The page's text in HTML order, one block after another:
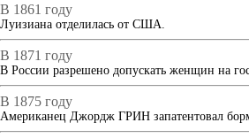
В 1861 году
Луизиана отделилась от США.
В 1871 году
В России разрешено допускать женщин на
В 1875 году
Американец Джордж ГРИН запатентовал